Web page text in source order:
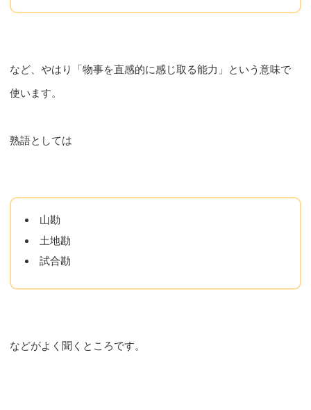
など、やはり「物事を直感的に感じ取る能力」という意味で
使います。
熟語としては
山勘
土地勘
試合勘
などがよく聞くところです。